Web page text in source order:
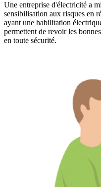
Une entreprise d'électricité a
sensibilisation aux risques en
ayant une habilitation
permettent de revoir les
en toute sécurité.